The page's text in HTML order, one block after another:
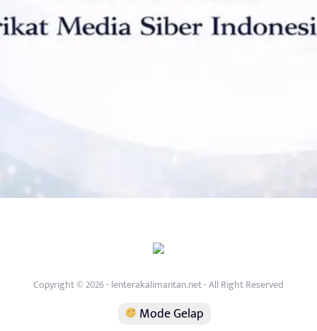
Copyright © 2026 - lenterakalimantan.net - All Right Reserved
Mode Gelap